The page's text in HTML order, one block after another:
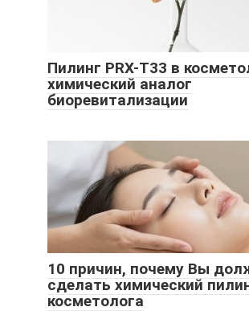
Пилинг PRX-T33 в
химический аналог
биоревитализации
10 причин, почему Вы
сделать химический
косметолога